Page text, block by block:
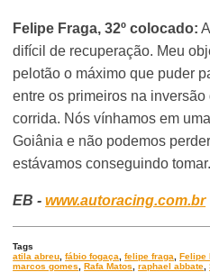
Felipe Fraga, 32º colocado:
difícil de recuperação. Meu
pelotão o máximo que puder
entre os primeiros na
corrida. Nós vínhamos em
Goiânia e não podemos
estávamos conseguindo tomar.
EB -www.autoracing.com.br
Tags
atila abreu ,fábio fogaça ,felipe fraga ,Felipe
marcos gomes
,Rafa Matos ,raphael abbate ,